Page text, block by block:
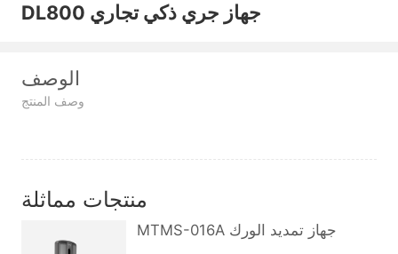
DL800 جهاز جري ذكي تجاري
الوصف
وصف المنتج
منتجات مماثلة
MTMS-016A جهاز تمديد الورك